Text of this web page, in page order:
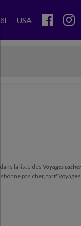
USA
la liste des Voyages
pas cher, tarif